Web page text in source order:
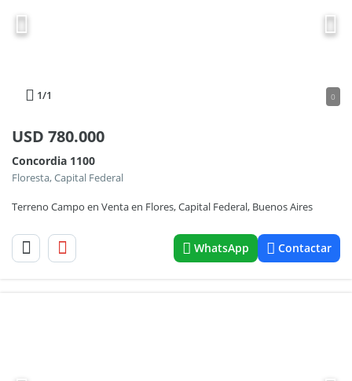
1/1 0
USD 780.000
Concordia 1100
Floresta, Capital Federal
Terreno Campo en Venta en Flores, Capital Federal, Buenos Aires
WhatsApp Contactar